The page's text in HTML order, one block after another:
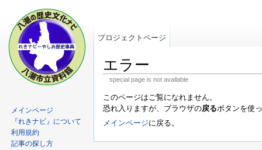
エラー
special page is not available
このページはご覧になれません。
恐れ入りますが、ブラウザの戻るボタンを使
メインページに戻る。
プロジェクトページ
メインページ
『れきナビ』について
利用規約
記事の探し方